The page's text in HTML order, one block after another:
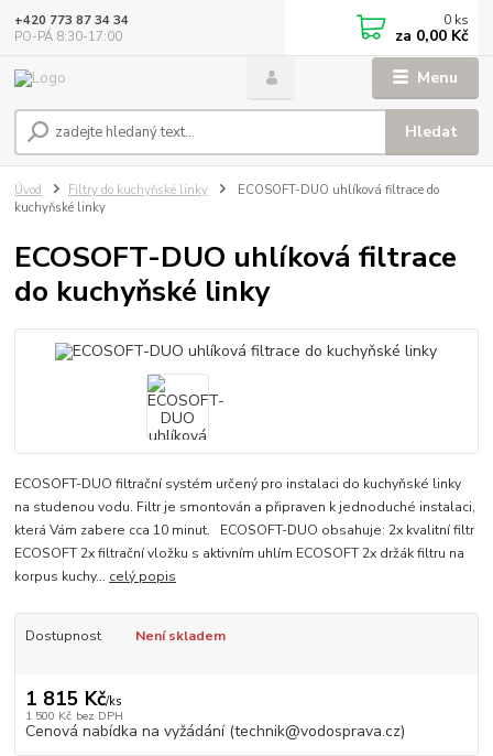
Menu
Hledat
+420 773 87 34 34
PO-PÁ 8:30-17:00
0 ks
za 0,00 Kč
Úvod Filtry do kuchyňské linky
ECOSOFT-DUO uhlíková filtrace do
kuchyňské linky
ECOSOFT-DUO uhlíková filtrace
do kuchyňské linky
ECOSOFT-DUO filtrační systém určený pro instalaci do kuchyňské linky
na studenou vodu. Filtr je smontován a připraven k jednoduché instalaci,
která Vám zabere cca 10 minut. ECOSOFT-DUO obsahuje: 2x kvalitní filtr
ECOSOFT 2x filtrační vložku s aktivním uhlím ECOSOFT 2x držák filtru na
korpus kuchy... celý popis
Dostupnost Není skladem
1 815 Kč/ks
1 500 Kč bez DPH
Cenová nabídka na vyžádání (technik@vodosprava.cz)